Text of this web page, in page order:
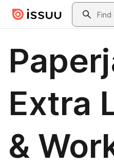
Skip to main contentSearch
Extra
&